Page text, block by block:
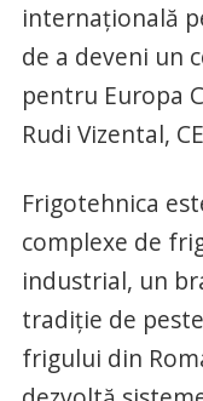
internațională
de a deveni un
pentru Europa
Rudi Vizental,
Frigotehnica
complexe de
industrial, un
tradiție de
frigului din